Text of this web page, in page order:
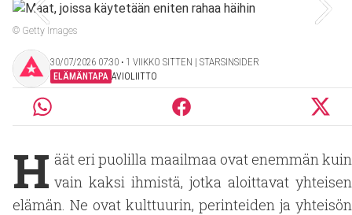
© Getty Images
30/07/2026 07:30 ‧ 1 VIIKKO SITTEN | STARSINSIDER
ELÄMÄNTAPA AVIOLIITTO
H äät eri puolilla maailmaa ovat enemmän kuin
vain kaksi ihmistä, jotka aloittavat yhteisen
elämän. Ne ovat kulttuurin, perinteiden ja yhteisön